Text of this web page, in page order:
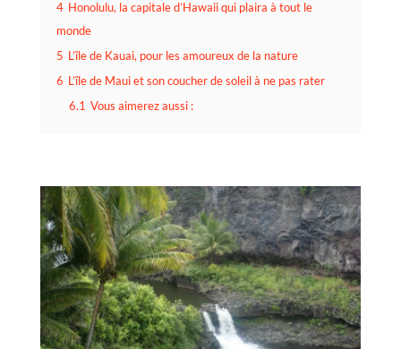
4 Honolulu, la capitale d’Hawaii qui plaira à tout le
monde
5 L’île de Kauai, pour les amoureux de la nature
6 L’île de Maui et son coucher de soleil à ne pas rater
6.1 Vous aimerez aussi :